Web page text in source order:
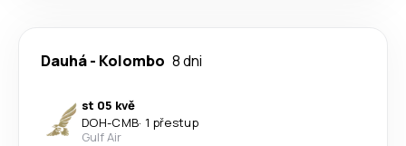
Dauhá- Kolombo 8 dni
st 05 kvě
DOH-CMB· 1 přestup
Gulf Air